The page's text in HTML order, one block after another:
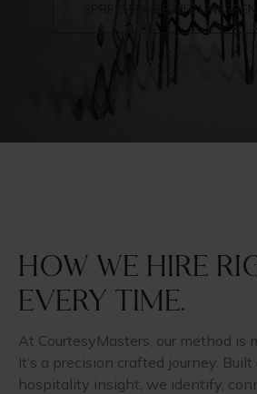
SPRECHEN SIE MIT
How we hire
Every time.
At CourtesyMasters, our method is
It’s a precision crafted journey.
hospitality insight, we identify,